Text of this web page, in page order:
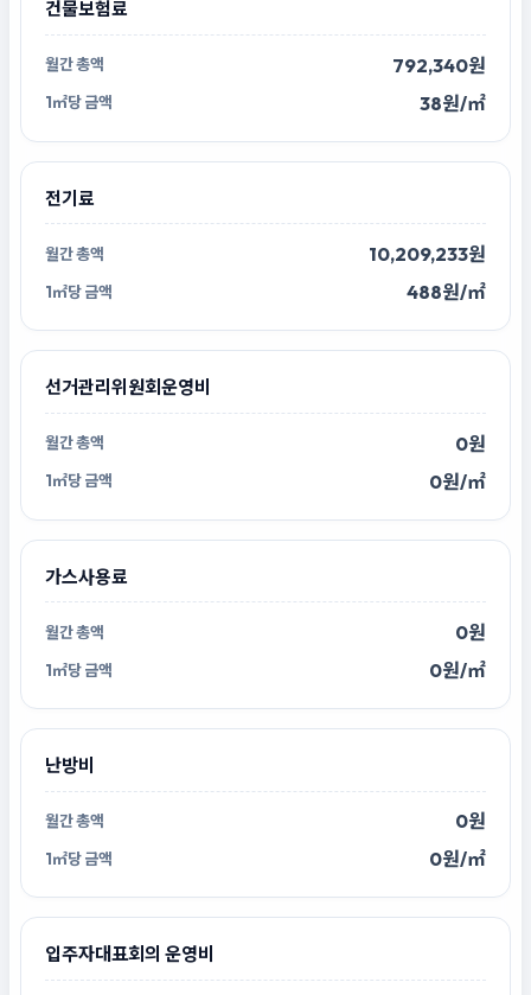
건물보험료
792,340원
38원/㎡
전기료
10,209,233원
488원/㎡
선거관리위원회운영비
0원
0원/㎡
가스사용료
0원
0원/㎡
난방비
0원
0원/㎡
입주자대표회의 운영비